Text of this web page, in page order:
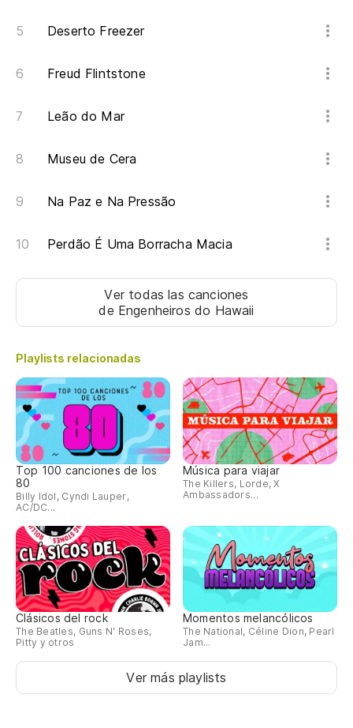
Deserto Freezer
Freud Flintstone
Leão do Mar
Museu de Cera
Na Paz e Na Pressão
Perdão É Uma Borracha Macia
Ver todas las canciones
de Engenheiros do Hawaii
Playlists relacionadas
Top 100 canciones de los
80
Billy Idol, Cyndi Lauper,
AC/DC...
Música para viajar
The Killers, Lorde, X
Ambassadors...
Clásicos del rock
The Beatles, Guns N' Roses,
Pitty y otros
Momentos melancólicos
The National, Céline Dion, Pearl
Jam...
Ver más playlists